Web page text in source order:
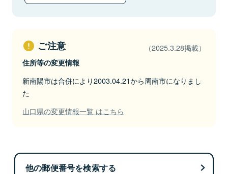
ご注意 （2025.3.28掲載）
住所等の変更情報
新南陽市は合併により2003.04.21から周南市になりまし
た
山口県の変更情報一覧 はこちら
他の郵便番号を検索する